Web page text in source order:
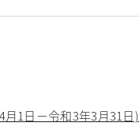
1日－令和3年3月31日)